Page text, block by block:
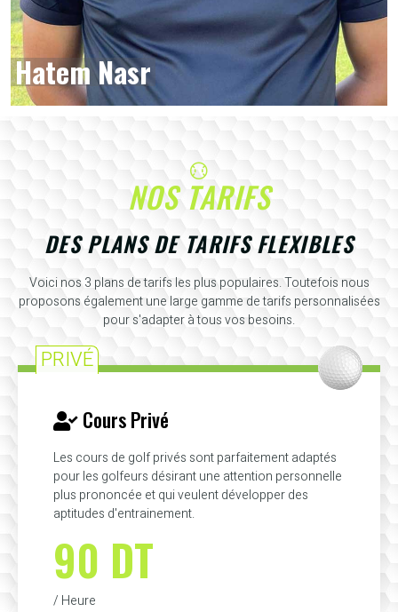
Hatem Nasr
NOS TARIFS
DES PLANS DE TARIFS FLEXIBLES
Voici nos 3 plans de tarifs les plus populaires. Toutefois nous
proposons également une large gamme de tarifs personnalisées
pour s'adapter à tous vos besoins.
PRIVÉ
Cours Privé
Les cours de golf privés sont parfaitement adaptés
pour les golfeurs désirant une attention personnelle
plus prononcée et qui veulent développer des
aptitudes d'entrainement.
90 DT
/ Heure